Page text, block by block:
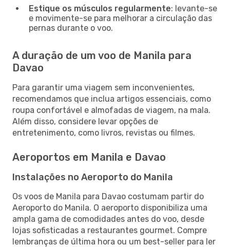
Estique os músculos regularmente: levante-se
e movimente-se para melhorar a circulação das
pernas durante o voo.
A duração de um voo de Manila para
Davao
Para garantir uma viagem sem inconvenientes,
recomendamos que inclua artigos essenciais, como
roupa confortável e almofadas de viagem, na mala.
Além disso, considere levar opções de
entretenimento, como livros, revistas ou filmes.
Aeroportos em Manila e Davao
Instalações no Aeroporto do Manila
Os voos de Manila para Davao costumam partir do
Aeroporto do Manila. O aeroporto disponibiliza uma
ampla gama de comodidades antes do voo, desde
lojas sofisticadas a restaurantes gourmet. Compre
lembranças de última hora ou um best-seller para ler